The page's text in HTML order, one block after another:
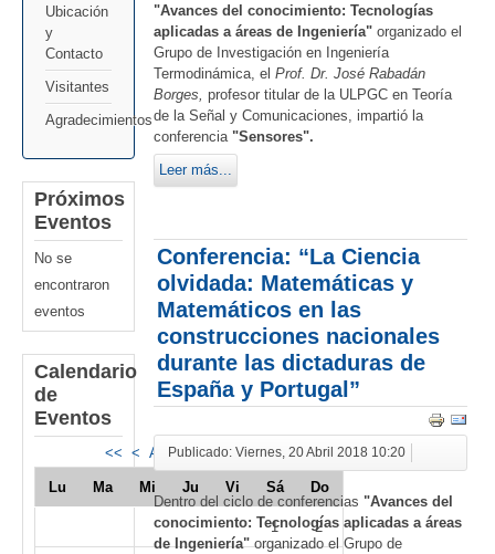
Ubicación
y
Contacto
Visitantes
Agradecimientos
Próximos
Eventos
No se
encontraron
eventos
Calendario
de
Eventos
<< < Agosto 2026 > >>
Lu Ma Mi Ju Vi Sá Do
1 2
"Avances del conocimiento: Tecnologías
aplicadas a áreas de Ingeniería"organizado el
Grupo de Investigación en Ingeniería
Termodinámica, elProf. Dr. José Rabadán
Borges, profesor titular de la ULPGC en Teoría
de la Señal y Comunicaciones, impartió la
conferencia "Sensores".
Leer más...
Conferencia: “La Ciencia
olvidada: Matemáticas y
Matemáticos en las
construcciones nacionales
durante las dictaduras de
España y Portugal”
Publicado: Viernes, 20 Abril 2018 10:20
Dentro del ciclo de conferencias "Avances del
conocimiento: Tecnologías aplicadas a áreas
de Ingeniería"organizado el Grupo de